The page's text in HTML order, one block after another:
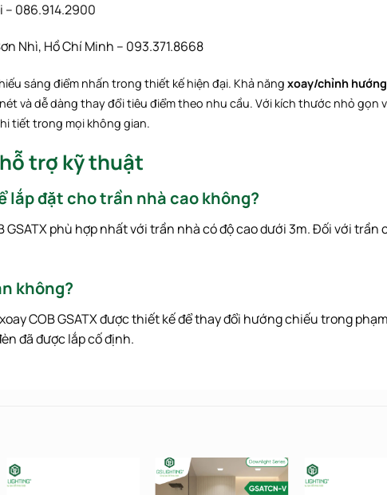
– 086.914.2900
Nhì, Hồ Chí Minh – 093.371.8668
sáng điểm nhấn trong thiết kế hiện đại. Khả năng xoay/chỉnh hướng
và dễ dàng thay đổi tiêu điểm theo nhu cầu. Với kích thước nhỏ gọn
tiết trong mọi không gian.
trợ kỹ thuật
lắp đặt cho trần nhà cao không?
GSATXphù hợp nhất với trần nhà có độ cao dưới3m. Đối với trần
không?
COBGSATXđược thiết kế để thay đổi hướng chiếu trong
đã được lắp cố định.